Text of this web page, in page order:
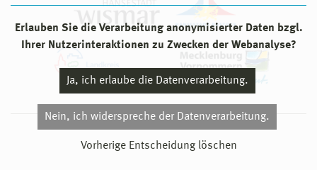
Erlauben Sie die Verarbeitung anonymisierter Daten bzgl.
Ihrer Nutzerinteraktionen zu Zwecken der Webanalyse?
Ja, ich erlaube die Datenverarbeitung.
Nein, ich widerspreche der Datenverarbeitung.
Vorherige Entscheidung löschen